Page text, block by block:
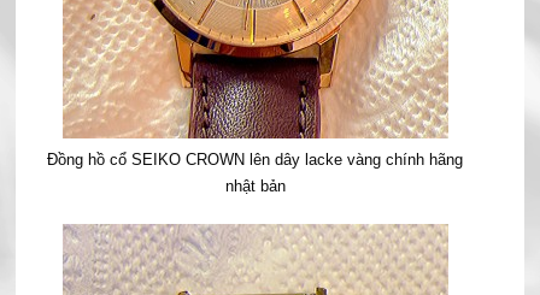
Đồng hồ cổ SEIKO CROWN lên dây lacke vàng chính hãng
nhật bản